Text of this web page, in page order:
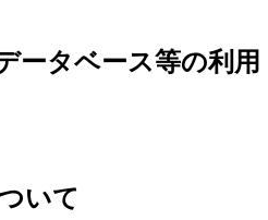
ータベース等の利用
いて